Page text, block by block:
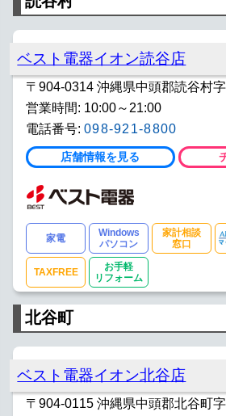
ベスト電器イオン読谷店
〒904-0314 沖縄県中頭郡読谷村
営業時間: 10:00～21:00
電話番号: 098-921-8800
店舗情報を見る
家電
Windows
パソコン
家計相談
窓口
TAXFREE
お手軽
リフォーム
北谷町
ベスト電器イオン北谷店
〒904-0115 沖縄県中頭郡北谷町